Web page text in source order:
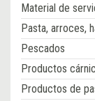
Material de
Pasta, arroces,
Pescados
Productos
Productos de